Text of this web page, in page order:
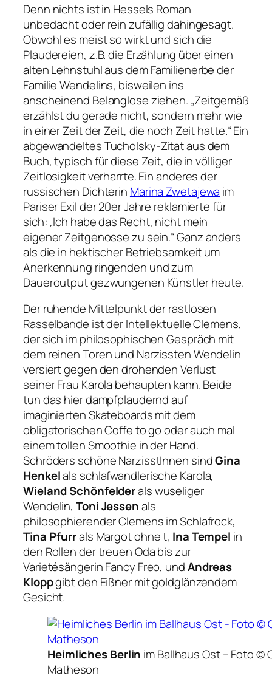
Denn nichts ist in Hessels Roman
unbedacht oder rein zufällig dahingesagt.
Obwohl es meist so wirkt und sich die
Plaudereien, z.B. die Erzählung über einen
alten Lehnstuhl aus dem Familienerbe der
Familie Wendelins, bisweilen ins
anscheinend Belanglose ziehen. „Zeitgemäß
erzählst du gerade nicht, sondern mehr wie
in einer Zeit der Zeit, die noch Zeit hatte.“Ein
abgewandeltes Tucholsky-Zitat aus dem
Buch, typisch für diese Zeit, die in völliger
Zeitlosigkeit verharrte. Ein anderes der
russischen Dichterin Marina Zwetajewa im
Pariser Exil der 20er Jahre reklamierte für
sich:„Ich habe das Recht, nicht mein
eigener Zeitgenosse zu sein.“Ganz anders
als die in hektischer Betriebsamkeit um
Anerkennung ringenden und zum
Daueroutput gezwungenen Künstler heute.
Der ruhende Mittelpunkt der rastlosen
Rasselbande ist der Intellektuelle Clemens,
der sich im philosophischen Gespräch mit
dem reinen Toren und Narzissten Wendelin
versiert gegen den drohenden Verlust
seiner Frau Karola behaupten kann. Beide
tun das hier dampfplaudernd auf
imaginierten Skateboards mit dem
obligatorischen Coffe to go oder auch mal
einem tollen Smoothie in der Hand.
Schröders schöne NarzisstInnen sindGina
Henkelals schlafwandlerische Karola,
Wieland Schönfelderals wuseliger
Wendelin,Toni Jessenals
philosophierender Clemens im Schlafrock,
Tina Pfurrals Margot ohne t, Ina Tempel in
den Rollen der treuen Oda bis zur
Varietésängerin Fancy Freo, undAndreas
Kloppgibt den Eißner mit goldglänzendem
Gesicht.
Heimliches Berlin im Ballhaus Ost –Foto ©
Matheson